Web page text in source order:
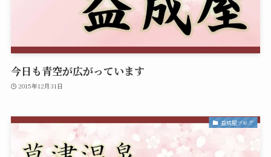
今日も青空が広がっています
2015年12月31日
益成屋ブログ